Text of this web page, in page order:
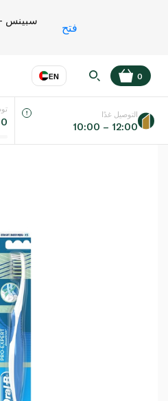
سبينس -
فتح
EN
اللغة عر
0
التوصيل غدًا
10:00 – 12:00